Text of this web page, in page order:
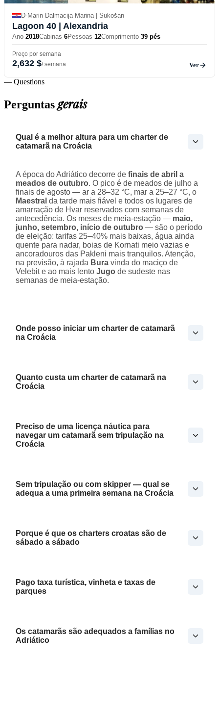
D-Marin Dalmacija Marina | Sukošan
Lagoon 40 | Alexandria
Ano 2018Cabinas 6Pessoas 12Comprimento 39 pés
Preço por semana
2,632 $/ semana Ver
— Questions
Perguntasgerais
Qual é a melhor altura para um charter de
catamarã na Croácia
A época do Adriático decorre de finais de abril a
meados de outubro. O pico é de meados de julho a
finais de agosto — ar a 28–32 °C, mar a 25–27 °C, o
Maestral da tarde mais fiável e todos os lugares de
amarração de Hvar reservados com semanas de
antecedência. Os meses de meia-estação — maio,
junho, setembro, início de outubro — são o período
de eleição: tarifas 25–40% mais baixas, água ainda
quente para nadar, boias de Kornati meio vazias e
ancoradouros das Pakleni mais tranquilos. Atenção,
na previsão, à rajada Bura vinda do maciço de
Velebit e ao mais lento Jugo de sudeste nas
semanas de meia-estação.
Onde posso iniciar um charter de catamarã
na Croácia
Quanto custa um charter de catamarã na
Croácia
Preciso de uma licença náutica para
navegar um catamarã sem tripulação na
Croácia
Sem tripulação ou com skipper — qual se
adequa a uma primeira semana na Croácia
Porque é que os charters croatas são de
sábado a sábado
Pago taxa turística, vinheta e taxas de
parques
Os catamarãs são adequados a famílias no
Adriático